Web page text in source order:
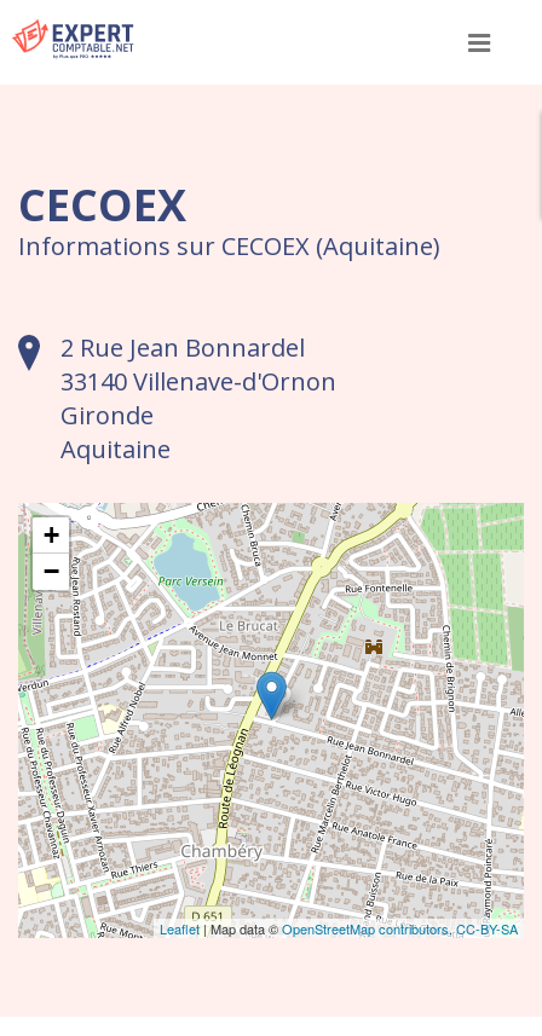
Menu
CECOEX
Informations sur CECOEX (Aquitaine)
2 Rue Jean Bonnardel
33140 Villenave-d'Ornon
Gironde
Aquitaine
+
−
Leaflet| Map data ©OpenStreetMap contributors,CC-BY-SA